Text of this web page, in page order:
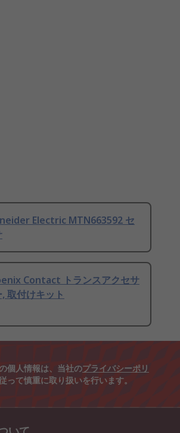
Electric MTN663592 セ
Contact トランスアクセサ
, 取付けキット
個人情報は、当社のプライバシーポリ
って慎重に取り扱いを行います。